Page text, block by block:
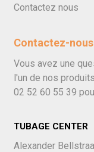
Contactez nous
Contactez-nous
Vous avez une
l'un de nos
02 52 60 55 39
TUBAGE CENTER
Alexander